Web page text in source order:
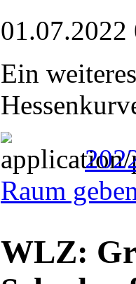
01.07.2022
Ein
Raum
WLZ: